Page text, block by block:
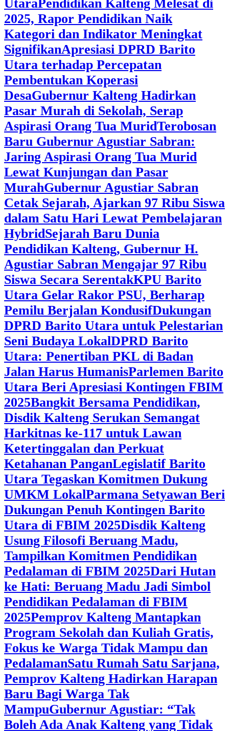
Utara‎Pendidikan Kalteng Melesat di
2025, Rapor Pendidikan Naik
Kategori dan Indikator Meningkat
SignifikanApresiasi DPRD Barito
Utara terhadap Percepatan
Pembentukan Koperasi
Desa‎Gubernur Kalteng Hadirkan
Pasar Murah di Sekolah, Serap
Aspirasi Orang Tua Murid‎Terobosan
Baru Gubernur Agustiar Sabran:
Jaring Aspirasi Orang Tua Murid
Lewat Kunjungan dan Pasar
MurahGubernur Agustiar Sabran
Cetak Sejarah, Ajarkan 97 Ribu Siswa
dalam Satu Hari Lewat Pembelajaran
HybridSejarah Baru Dunia
Pendidikan Kalteng, Gubernur H.
Agustiar Sabran Mengajar 97 Ribu
Siswa Secara SerentakKPU Barito
Utara Gelar Rakor PSU, Berharap
Pemilu Berjalan KondusifDukungan
DPRD Barito Utara untuk Pelestarian
Seni Budaya LokalDPRD Barito
Utara: Penertiban PKL di Badan
Jalan Harus HumanisParlemen Barito
Utara Beri Apresiasi Kontingen FBIM
2025‎Bangkit Bersama Pendidikan,
Disdik Kalteng Serukan Semangat
Harkitnas ke-117 untuk Lawan
Ketertinggalan dan Perkuat
Ketahanan PanganLegislatif Barito
Utara Tegaskan Komitmen Dukung
UMKM LokalParmana Setyawan Beri
Dukungan Penuh Kontingen Barito
Utara di FBIM 2025Disdik Kalteng
Usung Filosofi Beruang Madu,
Tampilkan Komitmen Pendidikan
Pedalaman di FBIM 2025‎Dari Hutan
ke Hati: Beruang Madu Jadi Simbol
Pendidikan Pedalaman di FBIM
2025‎Pemprov Kalteng Mantapkan
Program Sekolah dan Kuliah Gratis,
Fokus ke Warga Tidak Mampu dan
Pedalaman‎Satu Rumah Satu Sarjana,
Pemprov Kalteng Hadirkan Harapan
Baru Bagi Warga Tak
Mampu‎Gubernur Agustiar: “Tak
Boleh Ada Anak Kalteng yang Tidak